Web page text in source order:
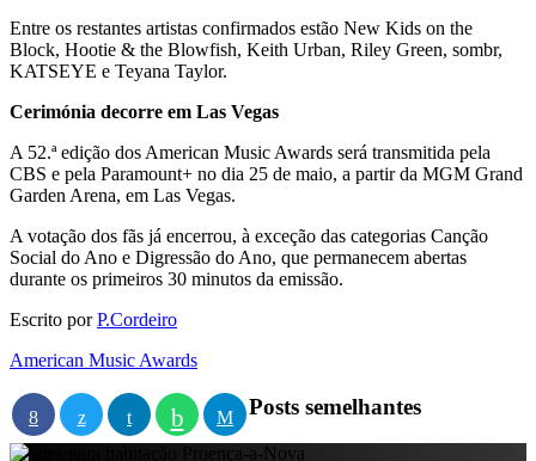
Entre os restantes artistas confirmados estão New Kids on the
Block, Hootie & the Blowfish, Keith Urban, Riley Green, sombr,
KATSEYE e Teyana Taylor.
Cerimónia decorre em Las Vegas
A 52.ª edição dos American Music Awards será transmitida pela
CBS e pela Paramount+ no dia 25 de maio, a partir da MGM Grand
Garden Arena, em Las Vegas.
A votação dos fãs já encerrou, à exceção das categorias Canção
Social do Ano e Digressão do Ano, que permanecem abertas
durante os primeiros 30 minutos da emissão.
Escrito porP.Cordeiro
American Music Awards
Posts semelhantes